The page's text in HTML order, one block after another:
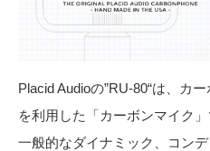
Placid Audioの”RU-80“は、カ
を利用した「カーボンマイク」
一般的なダイナミック、コン